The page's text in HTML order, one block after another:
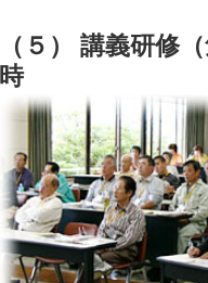
（５） 講義研修
時